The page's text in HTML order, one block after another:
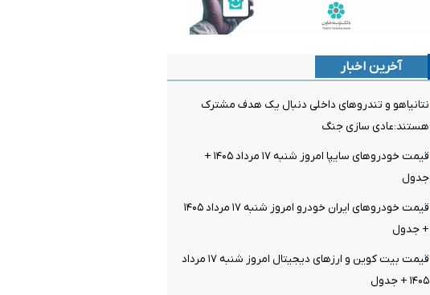
آخرین اخبار
نتانیاهو و تندروهای داخلی دنبال یک هدف مشترک
هستند:عادی سازی جنگ
قیمت خودرو‌های سایپا امروز شنبه ۱۷ مرداد ۱۴۰۵ +
جدول
قیمت خودرو‌های ایران خودرو امروز شنبه ۱۷ مرداد ۱۴۰۵
+ جدول
قیمت بیت کوین و ارز‌های دیجیتال امروز شنبه ۱۷ مرداد
۱۴۰۵ + جدول